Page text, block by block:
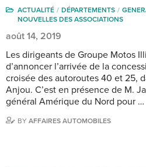
ACTUALITÉ DÉPARTEMENTS
NOUVELLES DES ASSOCIATIONS
août 14, 2019
Les dirigeants de Groupe Motos
d’annoncer l’arrivée de la
croisée des autoroutes 40 et 25,
Anjou. C’est en présence de M.
général Amérique du Nord pour …
BY AFFAIRES AUTOMOBILES